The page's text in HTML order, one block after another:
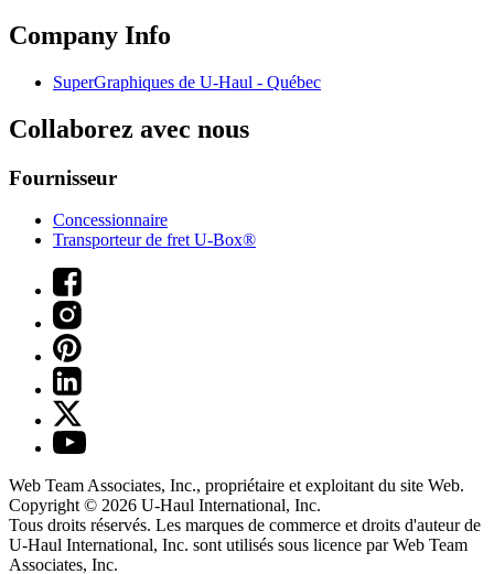
Company Info
SuperGraphiques de U-Haul - Québec
Collaborez avec nous
Fournisseur
Concessionnaire
Transporteur de fret U-Box®
Web Team Associates, Inc., propriétaire et exploitant du site Web.
Copyright © 2026 U-Haul International, Inc.
Tous droits réservés. Les marques de commerce et droits d'auteur de
U-Haul International, Inc. sont utilisés sous licence par Web Team
Associates, Inc.